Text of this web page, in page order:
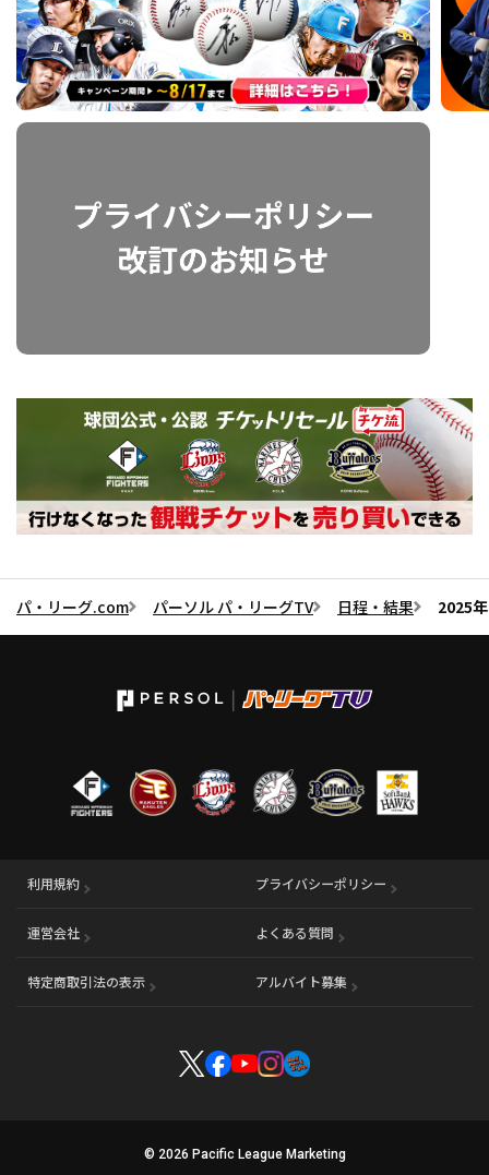
パ・リーグ.com パーソル パ・リーグTV 日程・結果 2025
利用規約 プライバシーポリシー
運営会社 （別ウィンドウで開く） よくある質問
特定商取引法の表示 アルバイト募集 （別ウィンドウで開く
© 2026 Pacific League Marketing